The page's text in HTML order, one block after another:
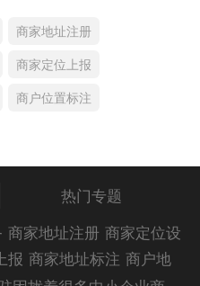
商家地址注册
商家定位上报
商户位置标注
热门专题
商家地址注册 商家定位设
报 商家地址标注 商户地